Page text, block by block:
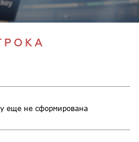
еще не сформирована